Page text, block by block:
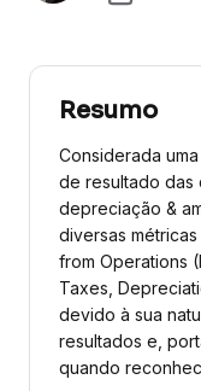
Resumo
Considerada
de resultado das
depreciação &
diversas
from Operations
Taxes,
devido à sua
resultados e,
quando